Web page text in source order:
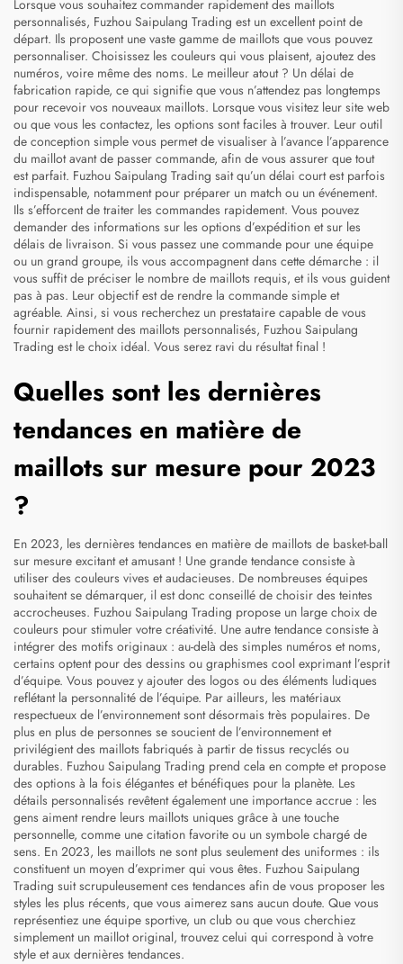
Lorsque vous souhaitez commander rapidement des maillots
personnalisés, Fuzhou Saipulang Trading est un excellent point de
départ. Ils proposent une vaste gamme de maillots que vous pouvez
personnaliser. Choisissez les couleurs qui vous plaisent, ajoutez des
numéros, voire même des noms. Le meilleur atout ? Un délai de
fabrication rapide, ce qui signifie que vous n’attendez pas longtemps
pour recevoir vos nouveaux maillots. Lorsque vous visitez leur site web
ou que vous les contactez, les options sont faciles à trouver. Leur outil
de conception simple vous permet de visualiser à l’avance l’apparence
du maillot avant de passer commande, afin de vous assurer que tout
est parfait. Fuzhou Saipulang Trading sait qu’un délai court est parfois
indispensable, notamment pour préparer un match ou un événement.
Ils s’efforcent de traiter les commandes rapidement. Vous pouvez
demander des informations sur les options d’expédition et sur les
délais de livraison. Si vous passez une commande pour une équipe
ou un grand groupe, ils vous accompagnent dans cette démarche : il
vous suffit de préciser le nombre de maillots requis, et ils vous guident
pas à pas. Leur objectif est de rendre la commande simple et
agréable. Ainsi, si vous recherchez un prestataire capable de vous
fournir rapidement des maillots personnalisés, Fuzhou Saipulang
Trading est le choix idéal. Vous serez ravi du résultat final !
Quelles sont les dernières
tendances en matière de
maillots sur mesure pour 2023
?
En 2023, les dernières tendances en matière de maillots de basket-ball
sur mesure excitant et amusant ! Une grande tendance consiste à
utiliser des couleurs vives et audacieuses. De nombreuses équipes
souhaitent se démarquer, il est donc conseillé de choisir des teintes
accrocheuses. Fuzhou Saipulang Trading propose un large choix de
couleurs pour stimuler votre créativité. Une autre tendance consiste à
intégrer des motifs originaux : au-delà des simples numéros et noms,
certains optent pour des dessins ou graphismes cool exprimant l’esprit
d’équipe. Vous pouvez y ajouter des logos ou des éléments ludiques
reflétant la personnalité de l’équipe. Par ailleurs, les matériaux
respectueux de l’environnement sont désormais très populaires. De
plus en plus de personnes se soucient de l’environnement et
privilégient des maillots fabriqués à partir de tissus recyclés ou
durables. Fuzhou Saipulang Trading prend cela en compte et propose
des options à la fois élégantes et bénéfiques pour la planète. Les
détails personnalisés revêtent également une importance accrue : les
gens aiment rendre leurs maillots uniques grâce à une touche
personnelle, comme une citation favorite ou un symbole chargé de
sens. En 2023, les maillots ne sont plus seulement des uniformes : ils
constituent un moyen d’exprimer qui vous êtes. Fuzhou Saipulang
Trading suit scrupuleusement ces tendances afin de vous proposer les
styles les plus récents, que vous aimerez sans aucun doute. Que vous
représentiez une équipe sportive, un club ou que vous cherchiez
simplement un maillot original, trouvez celui qui correspond à votre
style et aux dernières tendances.